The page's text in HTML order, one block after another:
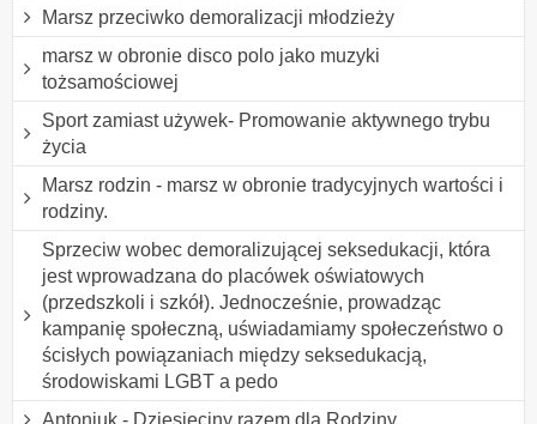
Marsz przeciwko demoralizacji młodzieży
marsz w obronie disco polo jako muzyki
tożsamościowej
Sport zamiast używek- Promowanie aktywnego trybu
życia
Marsz rodzin - marsz w obronie tradycyjnych wartości i
rodziny.
Sprzeciw wobec demoralizującej seksedukacji, która
jest wprowadzana do placówek oświatowych
(przedszkoli i szkół). Jednocześnie, prowadząc
kampanię społeczną, uświadamiamy społeczeństwo o
ścisłych powiązaniach między seksedukacją,
środowiskami LGBT a pedo
Antoniuk - Dziesięciny razem dla Rodziny